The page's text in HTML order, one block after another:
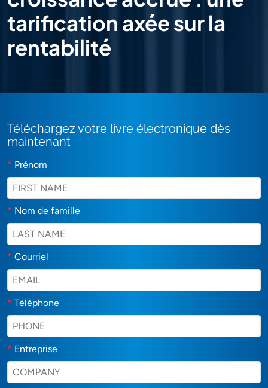
tarification axée sur la
rentabilité
Téléchargez votre livre électronique dès
maintenant
* Prénom
* Nom de famille
* Courriel
* Téléphone
* Entreprise